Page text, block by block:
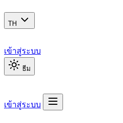
TH
เข้าสู่ระบบ
ธีม
เข้าสู่ระบบ